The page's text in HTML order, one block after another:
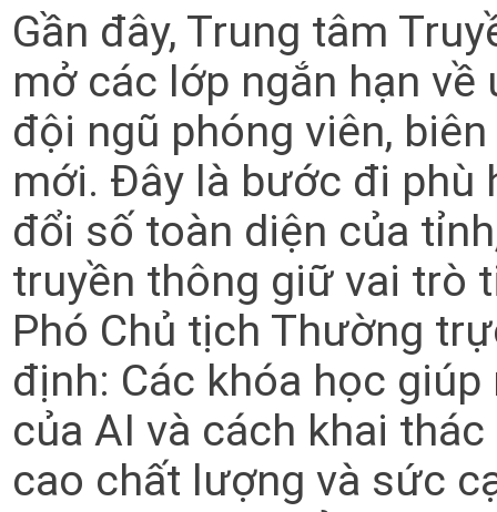
Gần đây, Trung tâm
mở các lớp ngắn hạn
đội ngũ phóng viên,
mới. Đây là bước đi phù
đổi số toàn diện của
truyền thông giữ vai trò
Phó Chủ tịch Thường
định: Các khóa học
của AI và cách khai
cao chất lượng và sức